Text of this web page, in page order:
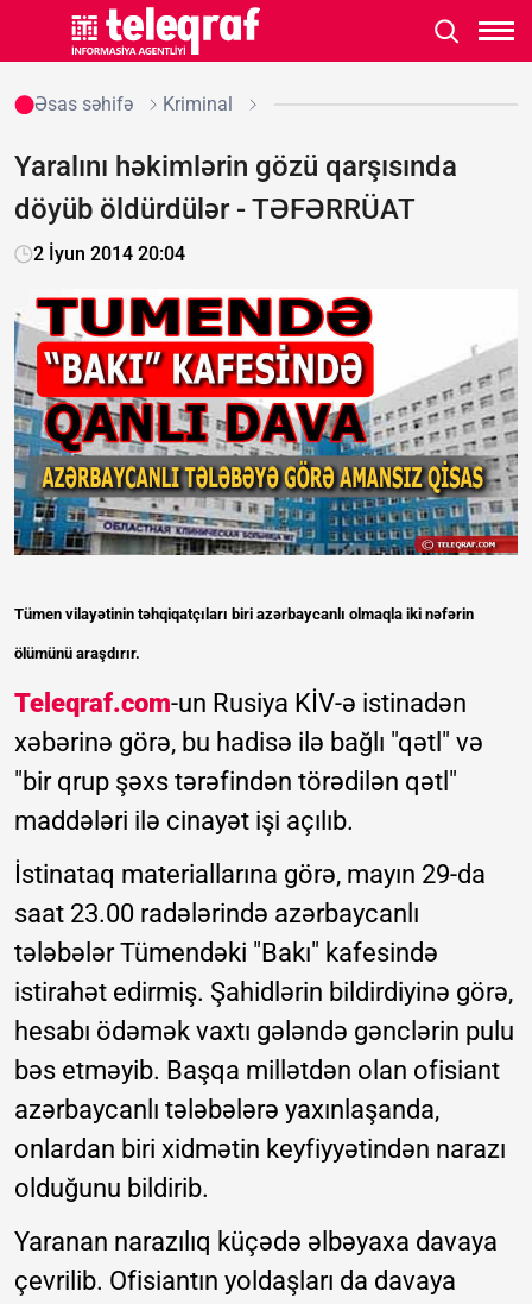
Əsas səhifə Kriminal
Yaralını həkimlərin gözü qarşısında
döyüb öldürdülər - TƏFƏRRÜAT
2 İyun 2014 20:04
Tümen vilayətinin təhqiqatçıları biri azərbaycanlı olmaqla iki nəfərin
ölümünü araşdırır.
Teleqraf.com-un Rusiya KİV-ə istinadən
xəbərinə görə, bu hadisə ilə bağlı "qətl" və
"bir qrup şəxs tərəfindən törədilən qətl"
maddələri ilə cinayət işi açılıb.
İstinataq materiallarına görə, mayın 29-da
saat 23.00 radələrində azərbaycanlı
tələbələr Tümendəki "Bakı" kafesində
istirahət edirmiş. Şahidlərin bildirdiyinə görə,
hesabı ödəmək vaxtı gələndə gənclərin pulu
bəs etməyib. Başqa millətdən olan ofisiant
azərbaycanlı tələbələrə yaxınlaşanda,
onlardan biri xidmətin keyfiyyətindən narazı
olduğunu bildirib.
Yaranan narazılıq küçədə əlbəyaxa davaya
çevrilib. Ofisiantın yoldaşları da davaya